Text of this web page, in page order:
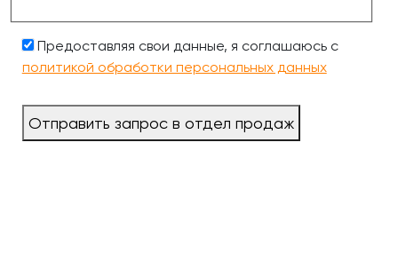
Предоставляя свои данные, я соглашаюсь с
политикой обработки персональных данных
Отправить запрос в отдел продаж